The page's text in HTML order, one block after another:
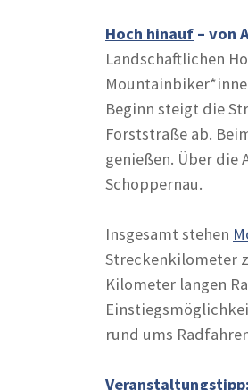
Hoch hinauf – von
Landschaftlichen
Beginn steigt die
Forststraße ab.
genießen. Über die
Schoppernau.
Insgesamt stehen
Streckenkilometer
Kilometer langen
rund ums